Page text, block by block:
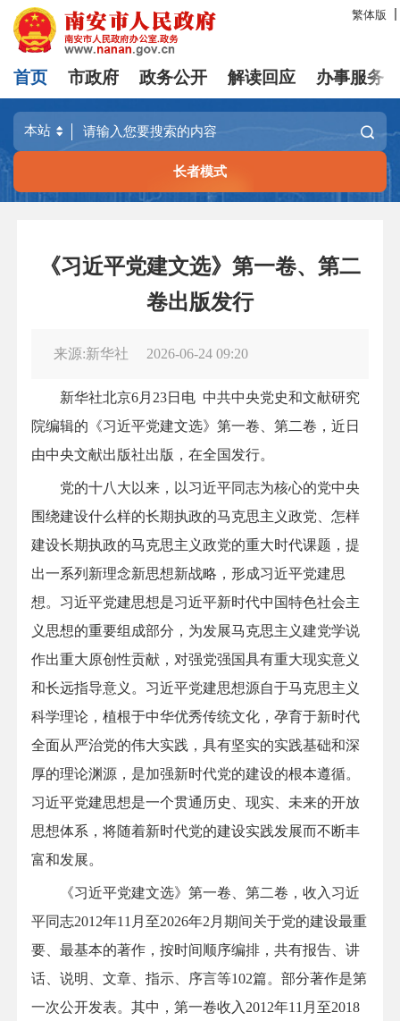
繁体版
首页 市政府 政务公开 解读回应 办事服务
长者模式
《习近平党建文选》第一卷、第二
卷出版发行
来源:新华社 2026-06-24 09:20
新华社北京6月23日电 中共中央党史和文献研究
院编辑的《习近平党建文选》第一卷、第二卷，近日
由中央文献出版社出版，在全国发行。
党的十八大以来，以习近平同志为核心的党中央
围绕建设什么样的长期执政的马克思主义政党、怎样
建设长期执政的马克思主义政党的重大时代课题，提
出一系列新理念新思想新战略，形成习近平党建思
想。习近平党建思想是习近平新时代中国特色社会主
义思想的重要组成部分，为发展马克思主义建党学说
作出重大原创性贡献，对强党强国具有重大现实意义
和长远指导意义。习近平党建思想源自于马克思主义
科学理论，植根于中华优秀传统文化，孕育于新时代
全面从严治党的伟大实践，具有坚实的实践基础和深
厚的理论渊源，是加强新时代党的建设的根本遵循。
习近平党建思想是一个贯通历史、现实、未来的开放
思想体系，将随着新时代党的建设实践发展而不断丰
富和发展。
《习近平党建文选》第一卷、第二卷，收入习近
平同志2012年11月至2026年2月期间关于党的建设最重
要、最基本的著作，按时间顺序编排，共有报告、讲
话、说明、文章、指示、序言等102篇。部分著作是第
一次公开发表。其中，第一卷收入2012年11月至2018